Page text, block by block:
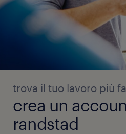
trova il tuo lavoro più
crea un
randstad